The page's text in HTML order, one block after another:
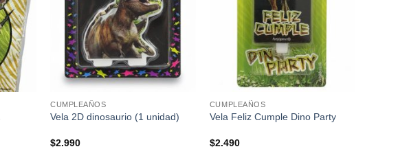
CUMPLEAÑOS
Vela 2D dinosaurio (1 unidad)
$2.990
CUMPLEAÑOS
Vela Feliz Cumple Dino Party
$2.490